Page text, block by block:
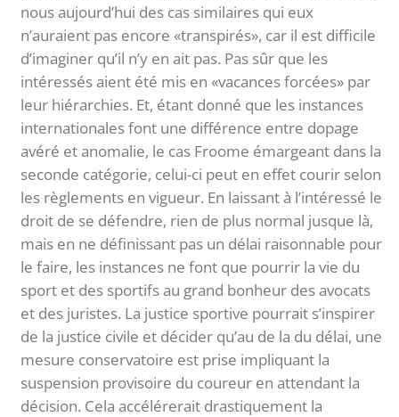
nous aujourd’hui des cas similaires qui eux
n’auraient pas encore «transpirés», car il est difficile
d’imaginer qu’il n’y en ait pas. Pas sûr que les
intéressés aient été mis en «vacances forcées» par
leur hiérarchies. Et, étant donné que les instances
internationales font une différence entre dopage
avéré et anomalie, le cas Froome émargeant dans la
seconde catégorie, celui-ci peut en effet courir selon
les règlements en vigueur. En laissant à l’intéressé le
droit de se défendre, rien de plus normal jusque là,
mais en ne définissant pas un délai raisonnable pour
le faire, les instances ne font que pourrir la vie du
sport et des sportifs au grand bonheur des avocats
et des juristes. La justice sportive pourrait s’inspirer
de la justice civile et décider qu’au de la du délai, une
mesure conservatoire est prise impliquant la
suspension provisoire du coureur en attendant la
décision. Cela accélérerait drastiquement la